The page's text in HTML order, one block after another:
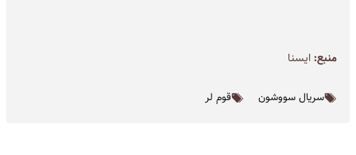
منبع:ايسنا
سریال سووشون قوم لر